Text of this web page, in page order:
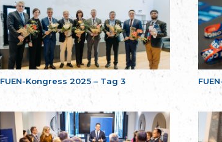
FUEN-Kongress 2025 – Tag 3